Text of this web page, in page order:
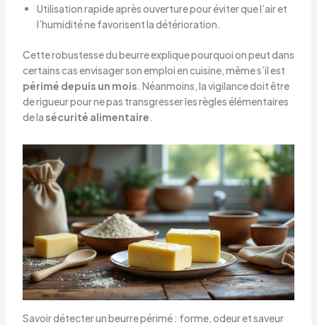
Utilisation rapide après ouverture pour éviter que l’air et
l’humidité ne favorisent la détérioration.
Cette robustesse du beurre explique pourquoi on peut dans
certains cas envisager son emploi en cuisine, même s’il est
périmé depuis un mois. Néanmoins, la vigilance doit être
de rigueur pour ne pas transgresser les règles élémentaires
de la sécurité alimentaire.
Savoir détecter un beurre périmé : forme, odeur et saveur